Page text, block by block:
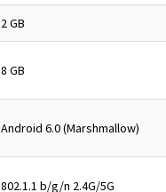
2 GB
8 GB
Android 6.0 (Marshmallow)
802.1.1 b/g/n 2.4G/5G